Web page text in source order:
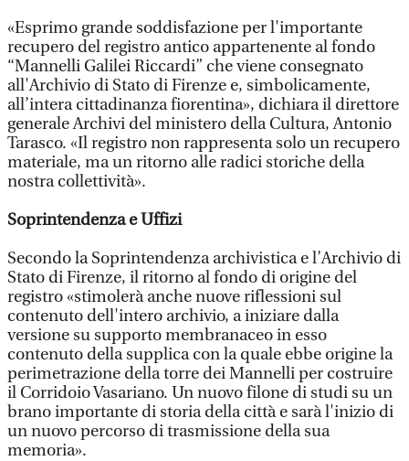
«Esprimo grande soddisfazione per l'importante
recupero del registro antico appartenente al fondo
“Mannelli Galilei Riccardi” che viene consegnato
all'Archivio di Stato di Firenze e, simbolicamente,
all’intera cittadinanza fiorentina», dichiara il direttore
generale Archivi del ministero della Cultura, Antonio
Tarasco. «Il registro non rappresenta solo un recupero
materiale, ma un ritorno alle radici storiche della
nostra collettività».
Soprintendenza e Uffizi
Secondo la Soprintendenza archivistica e l’Archivio di
Stato di Firenze, il ritorno al fondo di origine del
registro «stimolerà anche nuove riflessioni sul
contenuto dell'intero archivio, a iniziare dalla
versione su supporto membranaceo in esso
contenuto della supplica con la quale ebbe origine la
perimetrazione della torre dei Mannelli per costruire
il Corridoio Vasariano. Un nuovo filone di studi su un
brano importante di storia della città e sarà l'inizio di
un nuovo percorso di trasmissione della sua
memoria».